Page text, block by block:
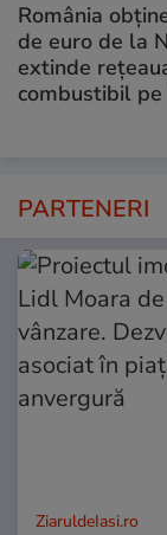
România
de euro de la
extinde
combustibil
PARTENERI
ZiaruldeIasi.ro